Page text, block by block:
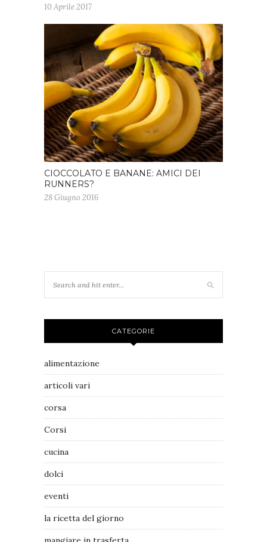
10 Aprile 2017
CIOCCOLATO E BANANE: AMICI DEI
RUNNERS?
28 Giugno 2016
CATEGORIE
alimentazione
articoli vari
corsa
Corsi
cucina
dolci
eventi
la ricetta del giorno